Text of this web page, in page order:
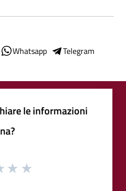
Whatsapp
Telegram
le informazioni